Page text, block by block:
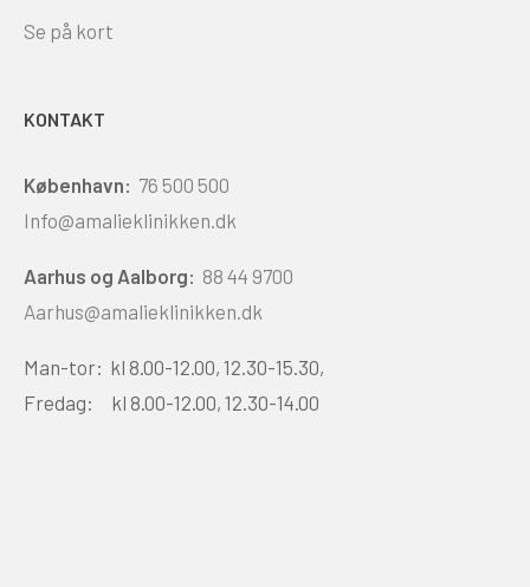
Se på kort
KONTAKT
København: 76 500 500
Info@amalieklinikken.dk
Aarhus og Aalborg: 88 44 9700
Aarhus@amalieklinikken.dk
Man-tor: kl 8.00-12.00, 12.30-15.30,
Fredag: kl 8.00-12.00, 12.30-14.00